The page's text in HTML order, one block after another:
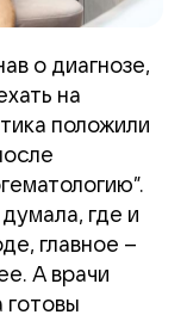
о диагнозе,
на
положили
где и
главное –
А врачи
готовы